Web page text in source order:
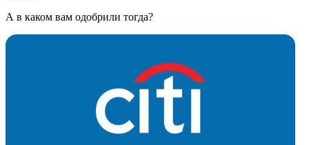
А в каком вам одобрили тогда?